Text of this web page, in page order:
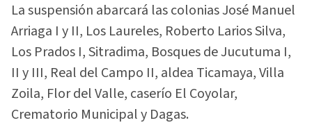
La suspensión abarcará las colonias José Manuel
Arriaga I y II, Los Laureles, Roberto Larios Silva,
Los Prados I, Sitradima, Bosques de Jucutuma I,
II y III, Real del Campo II, aldea Ticamaya, Villa
Zoila, Flor del Valle, caserío El Coyolar,
Crematorio Municipal y Dagas.